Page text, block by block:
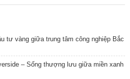
tư vàng giữa trung tâm công nghiệp Bắc
– Sống thượng lưu giữa miền xanh